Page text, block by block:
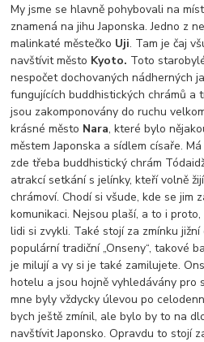
My jsme se hlavně pohybovali na
znamená na jihu Japonska. Jedno z
malinkaté městečko Uji. Tam je čaj
navštívit město Kyoto. Toto
nespočet dochovaných nádherných
fungujících buddhistických chrámů a
jsou zakomponovány do ruchu
krásné město Nara, které bylo
městem Japonska a sídlem císaře.
zde třeba buddhistický chrám
atrakcí setkání s jelínky, kteří volně
chrámoví. Chodí si všude, kde se jim
komunikaci. Nejsou plaší, a to i
lidi si zvykli. Také stojí za zmínku
populární tradiční „Onseny“, takové
je milují a vy si je také zamilujete.
hotelu a jsou hojně vyhledávány pro
mne byly vždycky úlevou po
bych ještě zmínil, ale bylo by to na
navštívit Japonsko. Opravdu to stojí